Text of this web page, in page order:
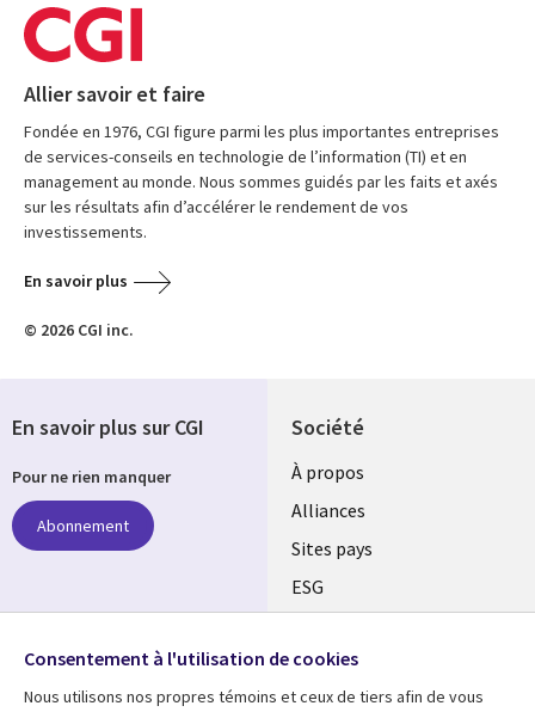
Allier savoir et faire
Fondée en 1976, CGI figure parmi les plus importantes entreprises
de services-conseils en technologie de l’information (TI) et en
management au monde. Nous sommes guidés par les faits et axés
sur les résultats afin d’accélérer le rendement de vos
investissements.
En savoir plus
© 2026 CGI inc.
Société
À propos
Alliances
Sites pays
ESG
Fusions
Salle de presse
En savoir plus sur CGI
Pour ne rien manquer
Abonnement
Suivez-nous
Social
Consentement à l'utilisation de cookies
Nous utilisons nos propres témoins et ceux de tiers afin de vous